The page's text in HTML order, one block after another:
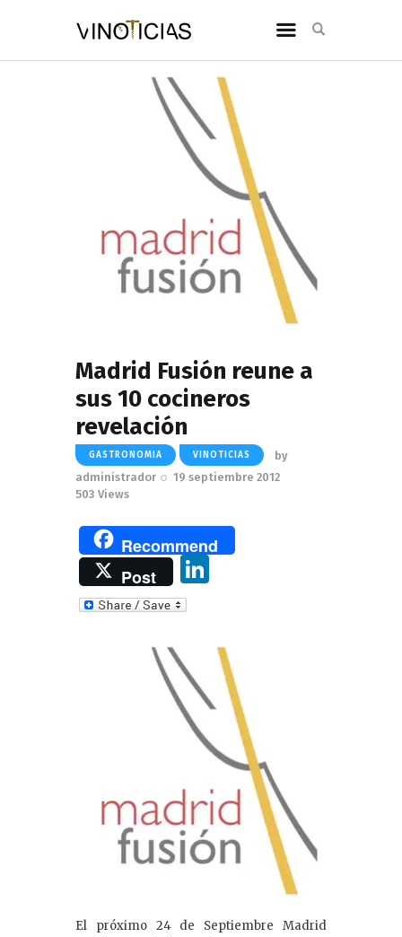
Madrid Fusión reune a
sus 10 cocineros
revelación
GASTRONOMIA VINOTICIAS
by
administrador
19 septiembre 2012
503 Views
Recommend
Post
e
dI
n
El próximo 24 de Septiembre Madrid